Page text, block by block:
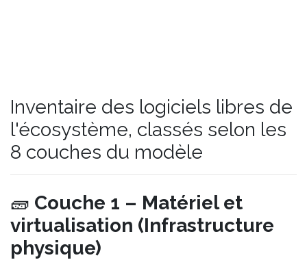
Inventaire des logiciels libres de
l'écosystème, classés selon les
8 couches du modèle
🧱 Couche 1 – Matériel et
virtualisation (Infrastructure
physique)